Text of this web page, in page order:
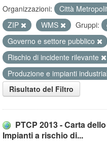
Organizzazioni: Città
ZIP
WMS Gruppi:
Governo e settore pubblico
Rischio di incidente rilevante
Produzione e impianti
Risultato del Filtro
PTCP 2013 - Carta
Impianti a rischio di...